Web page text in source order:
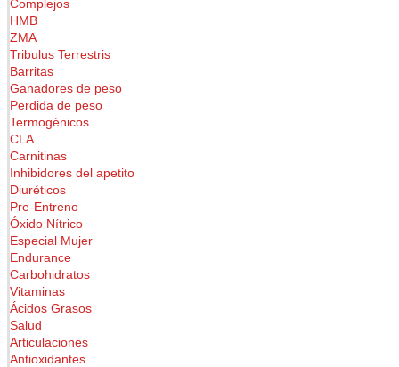
Complejos
HMB
ZMA
Tribulus Terrestris
Barritas
Ganadores de peso
Perdida de peso
Termogénicos
CLA
Carnitinas
Inhibidores del apetito
Diuréticos
Pre-Entreno
Óxido Nítrico
Especial Mujer
Endurance
Carbohidratos
Vitaminas
Ácidos Grasos
Salud
Articulaciones
Antioxidantes